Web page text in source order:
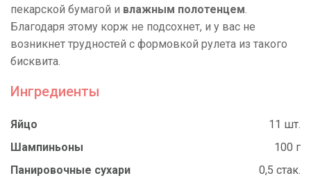
пекарской бумагой и влажным полотенцем.
Благодаря этому корж не подсохнет, и у вас не
возникнет трудностей с формовкой рулета из такого
бисквита.
Ингредиенты
Яйцо
11 шт.
Шампиньоны
100 г
Панировочные сухари
0,5 стак.